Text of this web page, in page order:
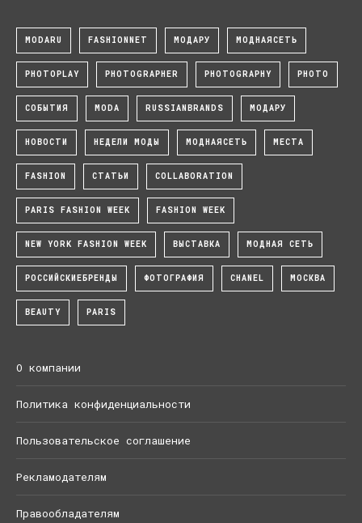
MODARU FASHIONNET МОДАРУ МОДНАЯСЕТЬ
PHOTOPLAY PHOTOGRAPHER PHOTOGRAPHY PHOTO
СОБЫТИЯ MODA RUSSIANBRANDS МОДАРУ
НОВОСТИ НЕДЕЛИ МОДЫ МОДНАЯСЕТЬ МЕСТА
FASHION СТАТЬИ COLLABORATION
PARIS FASHION WEEK FASHION WEEK
NEW YORK FASHION WEEK ВЫСТАВКА МОДНАЯ СЕТЬ
РОССИЙСКИЕБРЕНДЫ ФОТОГРАФИЯ CHANEL МОСКВА
BEAUTY PARIS
О компании
Политика конфиденциальности
Пользовательское соглашение
Рекламодателям
Правообладателям